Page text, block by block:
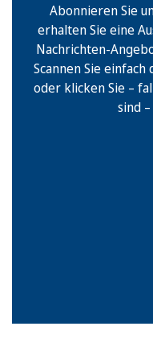
Abonnieren Sie
erhalten Sie eine
Nachrichten-
Scannen Sie
oder klicken Sie –
sind